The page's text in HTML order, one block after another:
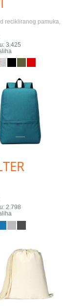
recikliranog pamuka,
3.425
2.798